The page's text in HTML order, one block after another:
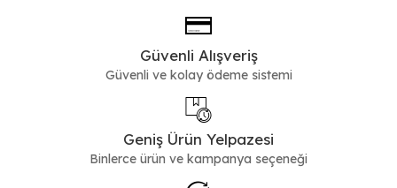
Güvenli Alışveriş
Güvenli ve kolay ödeme sistemi
Geniş Ürün Yelpazesi
Binlerce ürün ve kampanya seçeneği